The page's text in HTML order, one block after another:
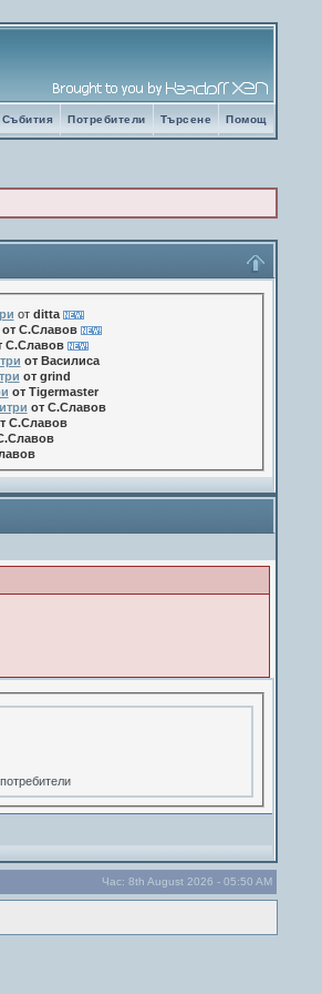
Помощ
Търсене
Потребители
Събития
от ditta
от С.Славов
С.Славов
от Василиса
от grind
от Tigermaster
от С.Славов
С.Славов
Час: 8th August 2026 - 05:50 AM